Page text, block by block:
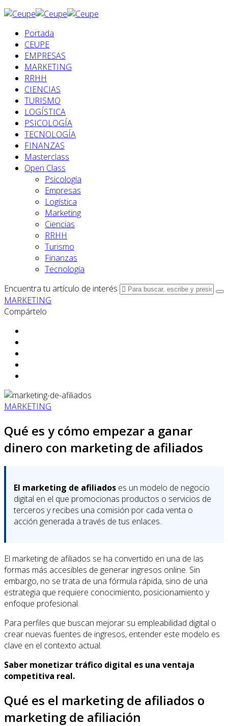
Portada
CEUPE
EMPRESAS
MARKETING
RRHH
CIENCIAS
TURISMO
LOGÍSTICA
PSICOLOGÍA
TECNOLOGÍA
FINANZAS
Masterclass
Open Class
Psicología
Empresas
Logística
Marketing
Ciencias
RRHH
Turismo
Finanzas
Tecnología
Encuentra tu artículo de interés
MARKETING
Compártelo
MARKETING
Qué es y cómo empezar a ganar
dinero con marketing de afiliados
El marketing de afiliados es un modelo de negocio
digital en el que promocionas productos o servicios de
terceros y recibes una comisión por cada venta o
acción generada a través de tus enlaces.
El marketing de afiliados se ha convertido en una de las
formas más accesibles de generar ingresos online. Sin
embargo, no se trata de una fórmula rápida, sino de una
estrategia que requiere conocimiento, posicionamiento y
enfoque profesional.
Para perfiles que buscan mejorar su empleabilidad digital o
crear nuevas fuentes de ingresos, entender este modelo es
clave en el contexto actual.
Saber monetizar tráfico digital es una ventaja
competitiva real.
Qué es el marketing de afiliados o
marketing de afiliación